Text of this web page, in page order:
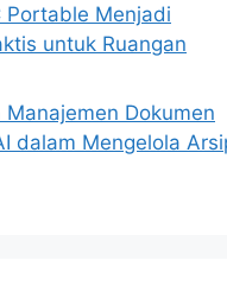
Portable Menjadi
untuk Ruangan
Manajemen Dokumen
dalam Mengelola